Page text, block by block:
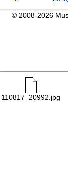
© 2008-2026
110817_20992.jpg